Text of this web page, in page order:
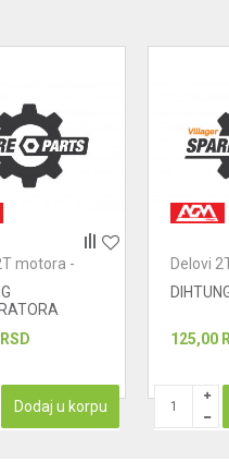
motora -
RSD
Dodaj u korpu
Delovi
125,00